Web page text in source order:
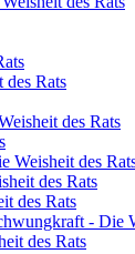
des Rats
des Rats
Weisheit des
des Rats
des Rats
- Die
des Rats